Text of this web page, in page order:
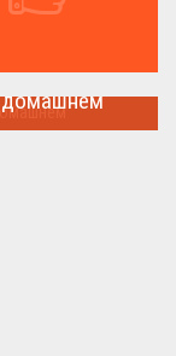
домашнем